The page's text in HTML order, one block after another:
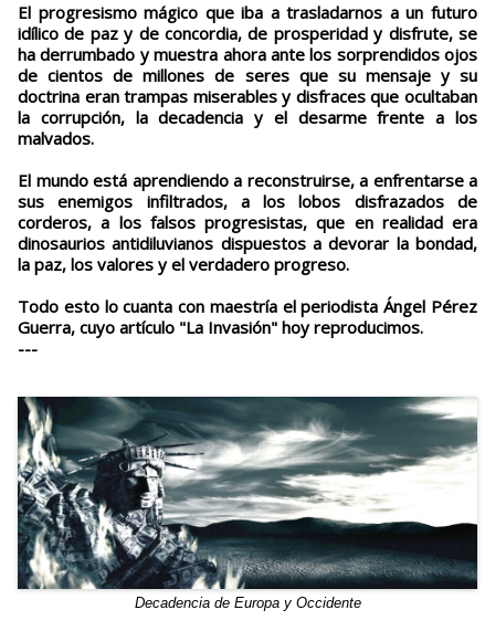
El progresismo mágico que iba a trasladarnos a un futuro
idílico de paz y de concordia, de prosperidad y disfrute, se
ha derrumbado y muestra ahora ante los sorprendidos ojos
de cientos de millones de seres que su mensaje y su
doctrina eran trampas miserables y disfraces que ocultaban
la corrupción, la decadencia y el desarme frente a los
malvados.
El mundo está aprendiendo a reconstruirse, a enfrentarse a
sus enemigos infiltrados, a los lobos disfrazados de
corderos, a los falsos progresistas, que en realidad era
dinosaurios antidiluvianos dispuestos a devorar la bondad,
la paz, los valores y el verdadero progreso.
Todo esto lo cuanta con maestría el periodista Ángel Pérez
Guerra, cuyo artículo "La Invasión" hoy reproducimos.
---
Decadencia de Europa y Occidente